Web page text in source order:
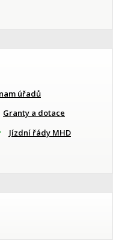
úřadů
Granty a dotace
Jízdní řády MHD